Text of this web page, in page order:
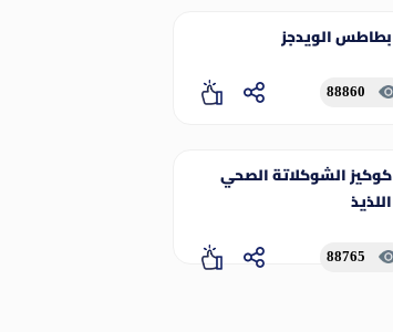
بطاطس الويدجز
88860
كوكيز الشوكلاتة الصحي
اللذيذ
88765